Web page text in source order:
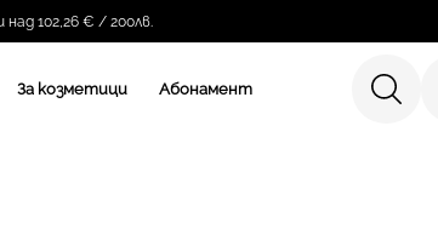
102,26 € / 200лв.
За козметици Абонамент